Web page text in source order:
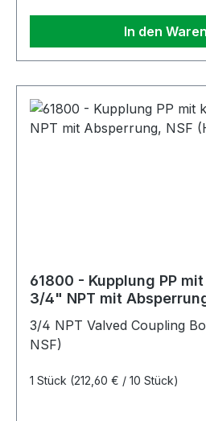
In den
61800 - Kupplung PP
3/4" NPT mit
3/4 NPT Valved Coupling
NSF)
1 Stück (212,60 € / 10 Stück)